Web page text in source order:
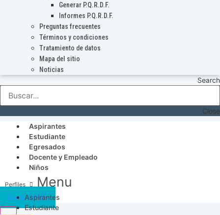
Generar P.Q.R.D.F.
Informes P.Q.R.D.F.
Preguntas frecuentes
Términos y condiciones
Tratamiento de datos
Mapa del sitio
Noticias
Search
Close
Aspirantes
Estudiante
Egresados
Docente y Empleado
Niños
Menu
Aspirantes
Estudiante
Acceso SICAU